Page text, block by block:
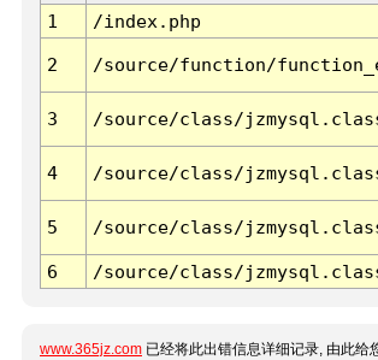
1
/index.php
2 /source/function/
3 /source/class/
4 /source/class/
5 /source/class/
6 /source/class/
www.365jz.com 已经将此出错信息详细记录, 由此给